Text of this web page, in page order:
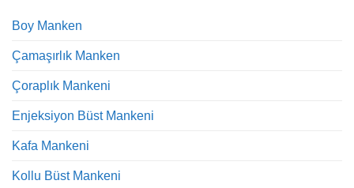
Boy Manken
Çamaşırlık Manken
Çoraplık Mankeni
Enjeksiyon Büst Mankeni
Kafa Mankeni
Kollu Büst Mankeni